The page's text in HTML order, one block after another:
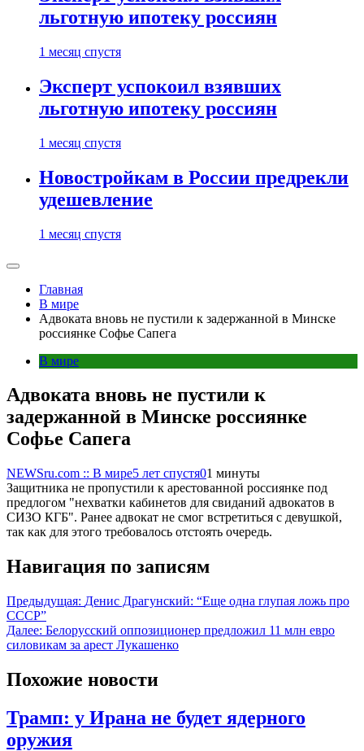
льготную ипотеку россиян
1 месяц спустя
Эксперт успокоил взявших
льготную ипотеку россиян
1 месяц спустя
Новостройкам в России предрекли
удешевление
1 месяц спустя
Главная
В мире
Адвоката вновь не пустили к задержанной в Минске
россиянке Софье Сапега
В мире
Адвоката вновь не пустили к
задержанной в Минске россиянке
Софье Сапега
NEWSru.com :: В мире5 лет спустя01 минуты
Защитника не пропустили к арестованной россиянке под
предлогом "нехватки кабинетов для свиданий адвокатов в
СИЗО КГБ". Ранее адвокат не смог встретиться с девушкой,
так как для этого требовалось отстоять очередь.
Навигация по записям
Предыдущая: Денис Драгунский: “Еще одна глупая ложь про
СССР”
Далее: Белорусский оппозиционер предложил 11 млн евро
силовикам за арест Лукашенко
Похожие новости
Трамп: у Ирана не будет ядерного
оружия